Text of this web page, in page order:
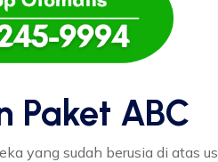
Paket ABC
yang sudah berusia di atas